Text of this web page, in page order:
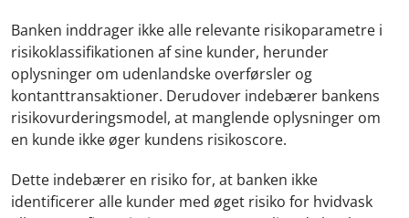
Banken inddrager ikke alle relevante risikoparametre i
risikoklassifikationen af sine kunder, herunder
oplysninger om udenlandske overførsler og
kontanttransaktioner. Derudover indebærer bankens
risikovurderingsmodel, at manglende oplysninger om
en kunde ikke øger kundens risikoscore.
Dette indebærer en risiko for, at banken ikke
identificerer alle kunder med øget risiko for hvidvask